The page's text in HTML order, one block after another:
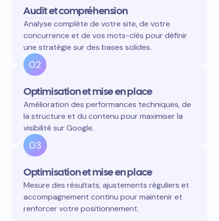
Audit et compréhension
Analyse complète de votre site, de votre
concurrence et de vos mots-clés pour définir
une stratégie sur des bases solides.
02
Optimisation et mise en place
Amélioration des performances techniques, de
la structure et du contenu pour maximiser la
visibilité sur Google.
03
Optimisation et mise en place
Mesure des résultats, ajustements réguliers et
accompagnement continu pour maintenir et
renforcer votre positionnement.